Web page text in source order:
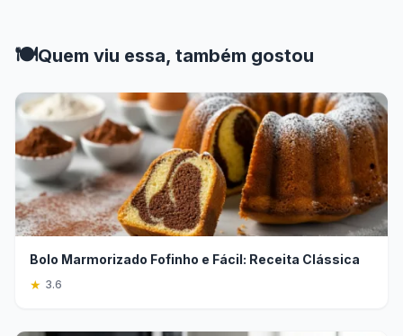
🍽️Quem viu essa, também gostou
Bolo Marmorizado Fofinho e Fácil: Receita Clássica
★ 3.6